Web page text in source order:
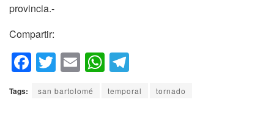
provincia.-
Compartir:
F
a
c
T
wi
tt
E
m
ail
W
h
at
el
e
Tags: san bartolomé temporal tornado